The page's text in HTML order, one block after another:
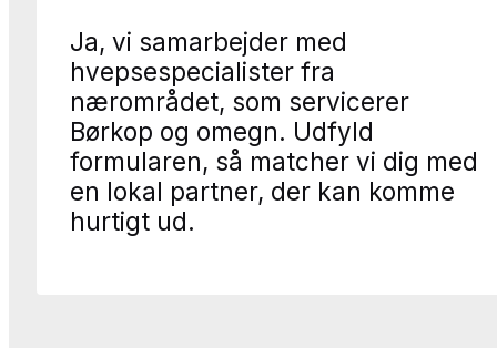
Ja, vi samarbejder med
hvepsespecialister fra
nærområdet, som servicerer
Børkop og omegn. Udfyld
formularen, så matcher vi dig med
en lokal partner, der kan komme
hurtigt ud.